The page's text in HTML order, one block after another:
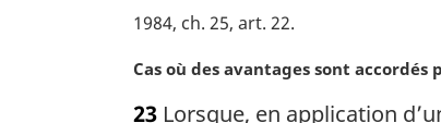
r
i
a
1984, ch. 25, art. 22
N
t
Cas où des avantages sont
23 Lorsque, en application